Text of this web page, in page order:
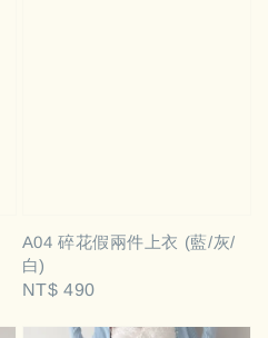
A04 碎花假兩件上衣 (藍/灰/
白)
Regular
NT$ 490